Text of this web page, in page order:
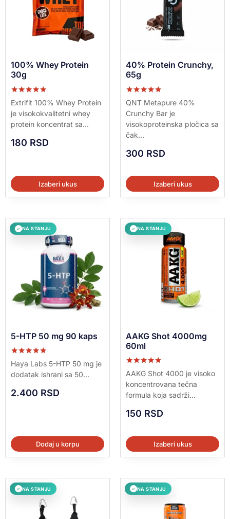
100% Whey Protein
30g
Ocenjeno sa
5.00
od 5
Extrifit 100% Whey Protein
je visokokvalitetni whey
protein koncentrat sa...
180 RSD
Izaberi ukus
40% Protein Crunchy,
65g
Ocenjeno sa
5.00
od 5
QNT Metapure 40%
Crunchy Bar je
visokoproteinska pločica sa
čak...
300 RSD
Izaberi ukus
✓ NA STANJU
5-HTP 50 mg 90 kaps
Ocenjeno sa
5.00
od 5
Haya Labs 5-HTP 50 mg je
dodatak ishrani sa 50...
2.400 RSD
Dodaj u korpu
✓ NA STANJU
AAKG Shot 4000mg
60ml
Ocenjeno sa
5.00
od 5
AAKG Shot 4000 je visoko
koncentrovana tečna
formula koja sadrži...
150 RSD
Izaberi ukus
✓ NA STANJU ✓ NA STANJU